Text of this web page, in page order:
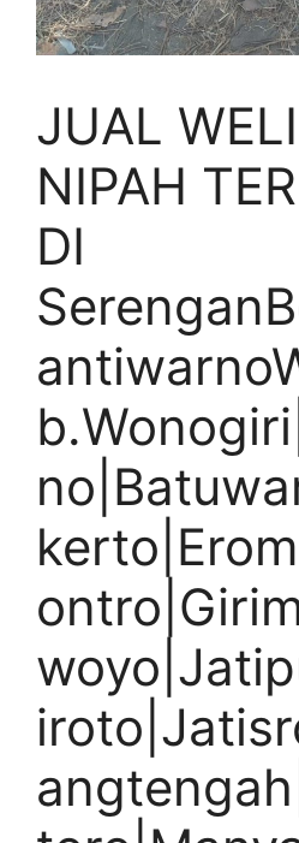
JUAL
NIPAH
DI